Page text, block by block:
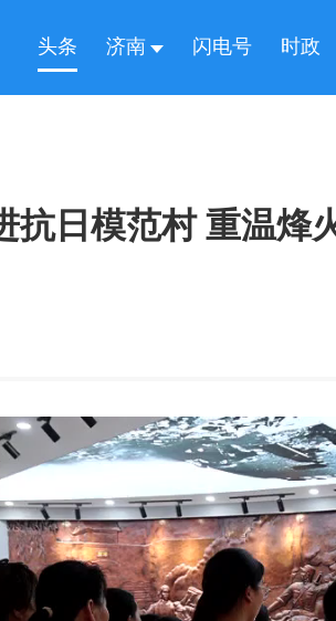
头条 济南 闪电号 时政
抗日模范村 重温烽